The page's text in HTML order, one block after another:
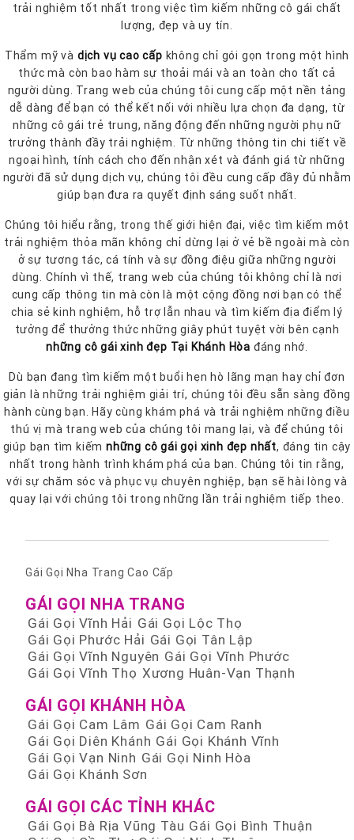
trải nghiệm tốt nhất trong việc tìm kiếm những cô gái chất
lượng, đẹp và uy tín.
Thẩm mỹ và dịch vụ cao cấp không chỉ gói gọn trong một hình
thức mà còn bao hàm sự thoải mái và an toàn cho tất cả
người dùng. Trang web của chúng tôi cung cấp một nền tảng
dễ dàng để bạn có thể kết nối với nhiều lựa chọn đa dạng, từ
những cô gái trẻ trung, năng động đến những người phụ nữ
trưởng thành đầy trải nghiệm. Từ những thông tin chi tiết về
ngoại hình, tính cách cho đến nhận xét và đánh giá từ những
người đã sử dụng dịch vụ, chúng tôi đều cung cấp đầy đủ nhằm
giúp bạn đưa ra quyết định sáng suốt nhất.
Chúng tôi hiểu rằng, trong thế giới hiện đại, việc tìm kiếm một
trải nghiệm thỏa mãn không chỉ dừng lại ở vẻ bề ngoài mà còn
ở sự tương tác, cá tính và sự đồng điệu giữa những người
dùng. Chính vì thế, trang web của chúng tôi không chỉ là nơi
cung cấp thông tin mà còn là một cộng đồng nơi bạn có thể
chia sẻ kinh nghiệm, hỗ trợ lẫn nhau và tìm kiếm địa điểm lý
tưởng để thưởng thức những giây phút tuyệt vời bên cạnh
những cô gái xinh đẹp Tại Khánh Hòa đáng nhớ.
Dù bạn đang tìm kiếm một buổi hẹn hò lãng mạn hay chỉ đơn
giản là những trải nghiệm giải trí, chúng tôi đều sẵn sàng đồng
hành cùng bạn. Hãy cùng khám phá và trải nghiệm những điều
thú vị mà trang web của chúng tôi mang lại, và để chúng tôi
giúp bạn tìm kiếmnhững cô gái gọi xinh đẹp nhất, đáng tin cậy
nhất trong hành trình khám phá của bạn. Chúng tôi tin rằng,
với sự chăm sóc và phục vụ chuyên nghiệp, bạn sẽ hài lòng và
quay lại với chúng tôi trong những lần trải nghiệm tiếp theo.
Gái Gọi Nha Trang Cao Cấp
GÁI GỌI NHA TRANG
Gái Gọi Vĩnh Hải Gái Gọi Lộc Thọ
Gái Gọi Phước Hải Gái Gọi Tân Lập
Gái Gọi Vĩnh Nguyên Gái Gọi Vĩnh Phước
Gái Gọi Vĩnh Thọ Xương Huân-Vạn Thạnh
GÁI GỌI KHÁNH HÒA
Gái Gọi Cam Lâm Gái Gọi Cam Ranh
Gái Gọi Diên Khánh Gái Gọi Khánh Vĩnh
Gái Gọi Vạn Ninh Gái Gọi Ninh Hòa
Gái Gọi Khánh Sơn
GÁI GỌI CÁC TỈNH KHÁC
Gái Gọi Bà Rịa Vũng Tàu Gái Gọi Bình Thuận